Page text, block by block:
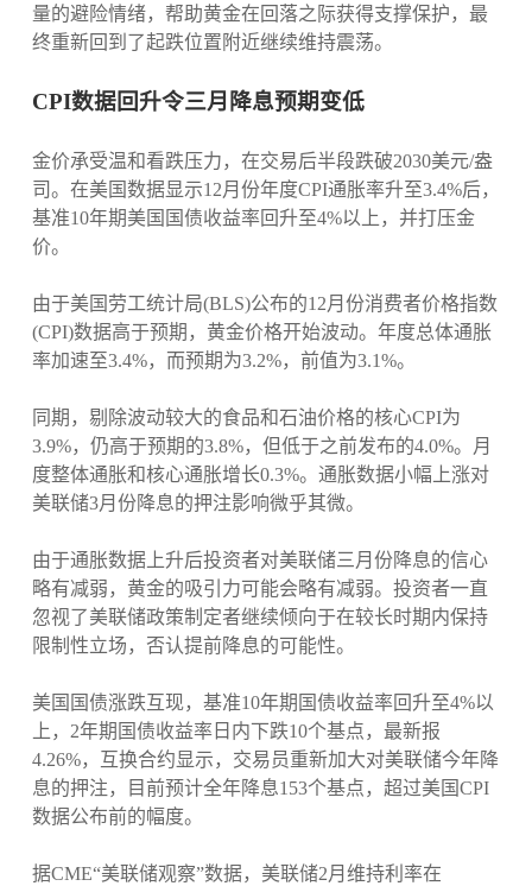
量的避险情绪，帮助黄金在回落之际获得支撑保护，最
终重新回到了起跌位置附近继续维持震荡。
CPI数据回升令三月降息预期变低
金价承受温和看跌压力，在交易后半段跌破2030美元/盎
司。在美国数据显示12月份年度CPI通胀率升至3.4%后，
基准10年期美国国债收益率回升至4%以上，并打压金
价。
由于美国劳工统计局(BLS)公布的12月份消费者价格指数
(CPI)数据高于预期，黄金价格开始波动。年度总体通胀
率加速至3.4%，而预期为3.2%，前值为3.1%。
同期，剔除波动较大的食品和石油价格的核心CPI为
3.9%，仍高于预期的3.8%，但低于之前发布的4.0%。月
度整体通胀和核心通胀增长0.3%。通胀数据小幅上涨对
美联储3月份降息的押注影响微乎其微。
由于通胀数据上升后投资者对美联储三月份降息的信心
略有减弱，黄金的吸引力可能会略有减弱。投资者一直
忽视了美联储政策制定者继续倾向于在较长时期内保持
限制性立场，否认提前降息的可能性。
美国国债涨跌互现，基准10年期国债收益率回升至4%以
上，2年期国债收益率日内下跌10个基点，最新报
4.26%，互换合约显示，交易员重新加大对美联储今年降
息的押注，目前预计全年降息153个基点，超过美国CPI
数据公布前的幅度。
据CME“美联储观察”数据，美联储2月维持利率在